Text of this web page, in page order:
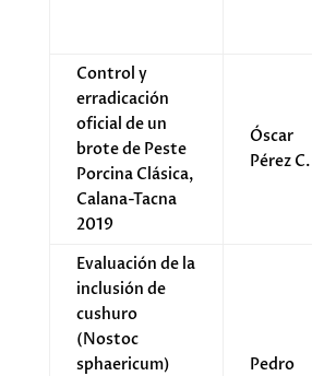
Control y
erradicación
oficial de un
brote de Peste
Porcina Clásica,
Calana-Tacna
2019
Óscar
Pérez C.
Evaluación de la
inclusión de
cushuro
(Nostoc
sphaericum)
Pedro